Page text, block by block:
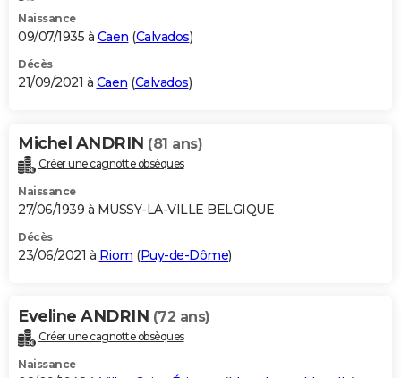
Naissance
09/07/1935 à Caen (Calvados)
Décès
21/09/2021 à Caen (Calvados)
Michel ANDRIN (81 ans)
Créer une cagnotte obsèques
Naissance
27/06/1939 à MUSSY-LA-VILLE BELGIQUE
Décès
23/06/2021 à Riom (Puy-de-Dôme)
Eveline ANDRIN (72 ans)
Créer une cagnotte obsèques
Naissance